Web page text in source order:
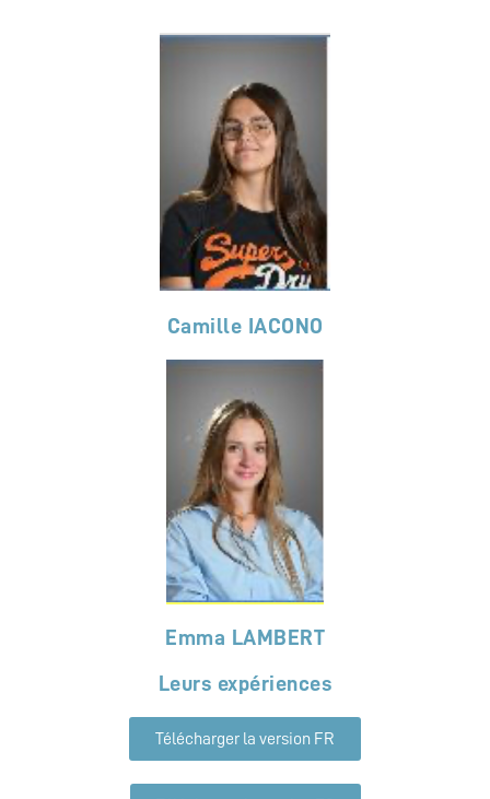
Camille IACONO
Emma LAMBERT
Leurs expériences
Télécharger la version FR